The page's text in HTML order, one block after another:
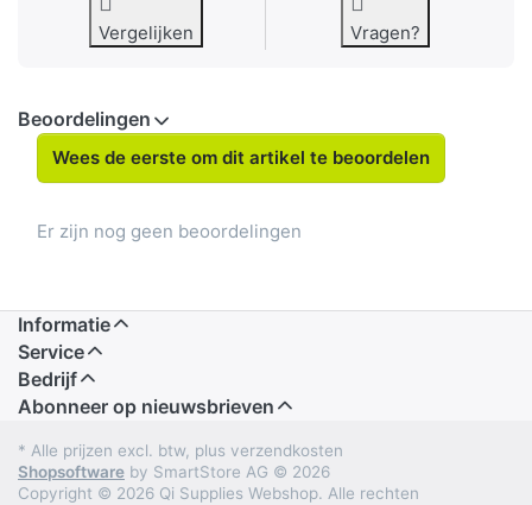
Vergelijken Vragen?
Beoordelingen
Wees de eerste om dit artikel te beoordelen
Er zijn nog geen beoordelingen
Informatie
Service
Bedrijf
Abonneer op nieuwsbrieven
* Alle prijzen excl. btw, plus verzendkosten
Shopsoftware by SmartStore AG © 2026
Copyright © 2026 Qi Supplies Webshop. Alle rechten